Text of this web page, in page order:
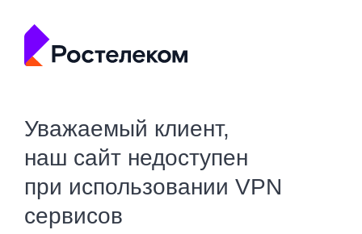
Уважаемый клиент,
наш сайт недоступен
при использовании VPN
сервисов